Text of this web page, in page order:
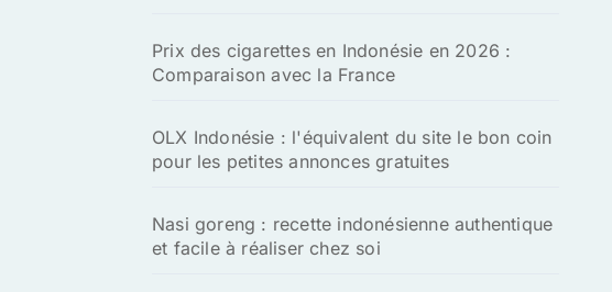
Prix des cigarettes en Indonésie en 2026 :
Comparaison avec la France
OLX Indonésie : l'équivalent du site le bon coin
pour les petites annonces gratuites
Nasi goreng : recette indonésienne authentique
et facile à réaliser chez soi